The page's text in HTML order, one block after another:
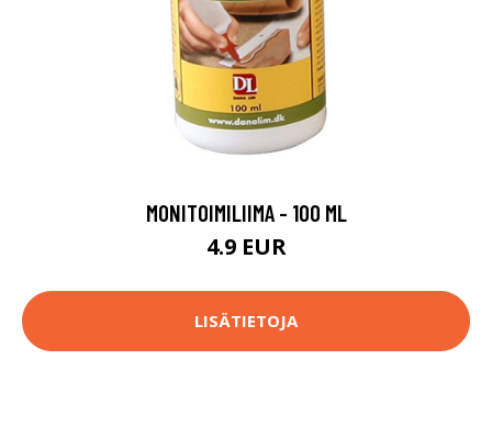
MONITOIMILIIMA - 100 ML
4.9 EUR
LISÄTIETOJA